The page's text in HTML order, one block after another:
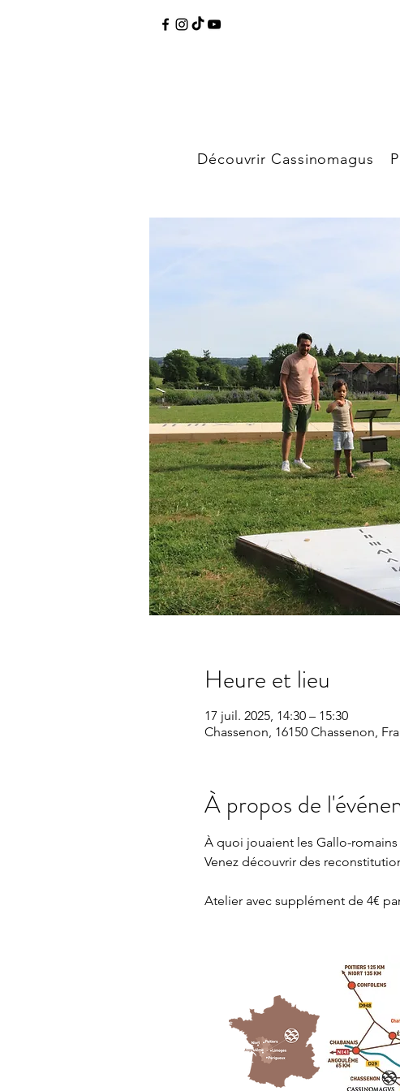
Découvrir Cassinomagus
Heure et lieu
17 juil. 2025, 14:30 – 15:30
Chassenon, 16150 Chassenon,
À propos de
À quoi jouaient les Gallo-
Venez découvrir des
Atelier avec supplément de 4€